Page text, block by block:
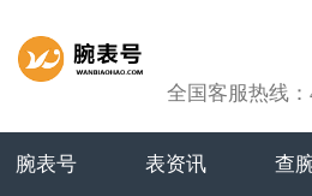
全国客服热线
腕表号 表资讯 查